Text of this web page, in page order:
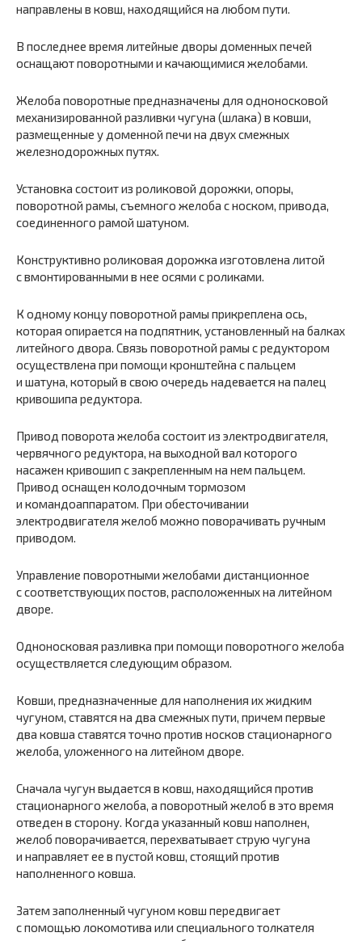
направлены в ковш, находящийся на любом пути.
В последнее время литейные дворы доменных печей
оснащают поворотными и качающимися желобами.
Желоба поворотные предназначены для одноносковой
механизированной разливки чугуна (шлака) в ковши,
размещенные у доменной печи на двух смежных
железнодорожных путях.
Установка состоит из роликовой дорожки, опоры,
поворотной рамы, съемного желоба с носком, привода,
соединенного рамой шатуном.
Конструктивно роликовая дорожка изготовлена литой
с вмонтированными в нее осями с роликами.
К одному концу поворотной рамы прикреплена ось,
которая опирается на подпятник, установленный на балках
литейного двора. Связь поворотной рамы с редуктором
осуществлена при помощи кронштейна с пальцем
и шатуна, который в свою очередь надевается на палец
кривошипа редуктора.
Привод поворота желоба состоит из электродвигателя,
червячного редуктора, на выходной вал которого
насажен кривошип с закрепленным на нем пальцем.
Привод оснащен колодочным тормозом
и командоаппаратом. При обесточивании
электродвигателя желоб можно поворачивать ручным
приводом.
Управление поворотными желобами дистанционное
с соответствующих постов, расположенных на литейном
дворе.
Одноносковая разливка при помощи поворотного желоба
осуществляется следующим образом.
Ковши, предназначенные для наполнения их жидким
чугуном, ставятся на два смежных пути, причем первые
два ковша ставятся точно против носков стационарного
желоба, уложенного на литейном дворе.
Сначала чугун выдается в ковш, находящийся против
стационарного желоба, а поворотный желоб в это время
отведен в сторону. Когда указанный ковш наполнен,
желоб поворачивается, перехватывает струю чугуна
и направляет ее в пустой ковш, стоящий против
наполненного ковша.
Затем заполненный чугуном ковш передвигает
с помощью локомотива или специального толкателя